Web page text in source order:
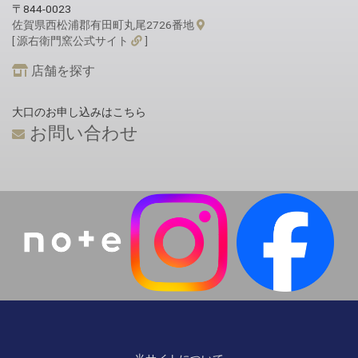
〒844-0023
佐賀県西松浦郡有田町丸尾2726番地
[ 源右衛門窯公式サイト
]
店舗を探す
大口のお申し込みはこちら
お問い合わせ